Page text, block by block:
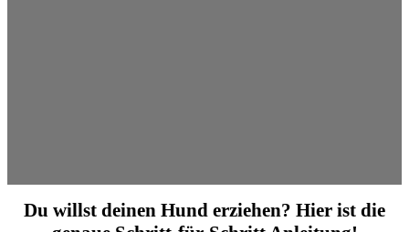
Du willst deinen Hund erziehen? Hier ist die